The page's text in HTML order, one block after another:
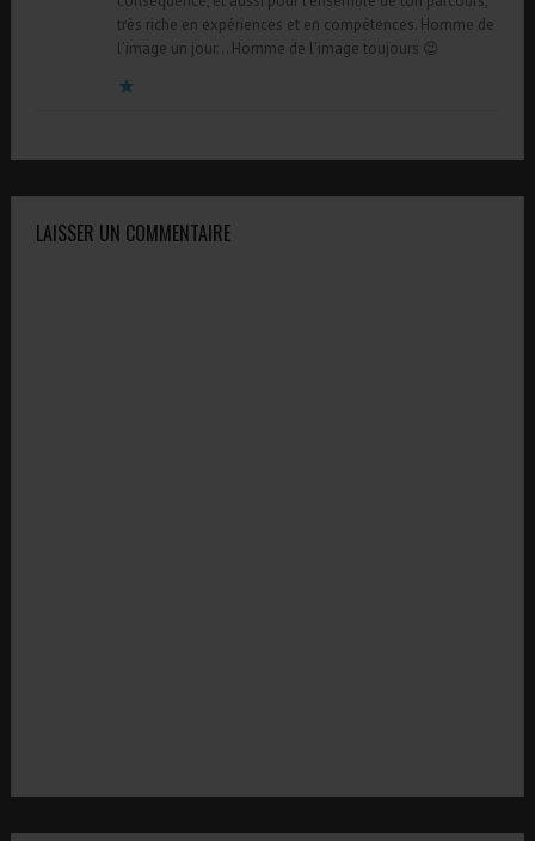
très riche en expériences et en compétences. Homme de
l’image un jour… Homme de l’image toujours 😉
LAISSER UN COMMENTAIRE